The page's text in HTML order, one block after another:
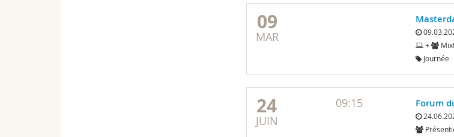
09
MAR
+
Journée
24
JUIN
09:15 Forum